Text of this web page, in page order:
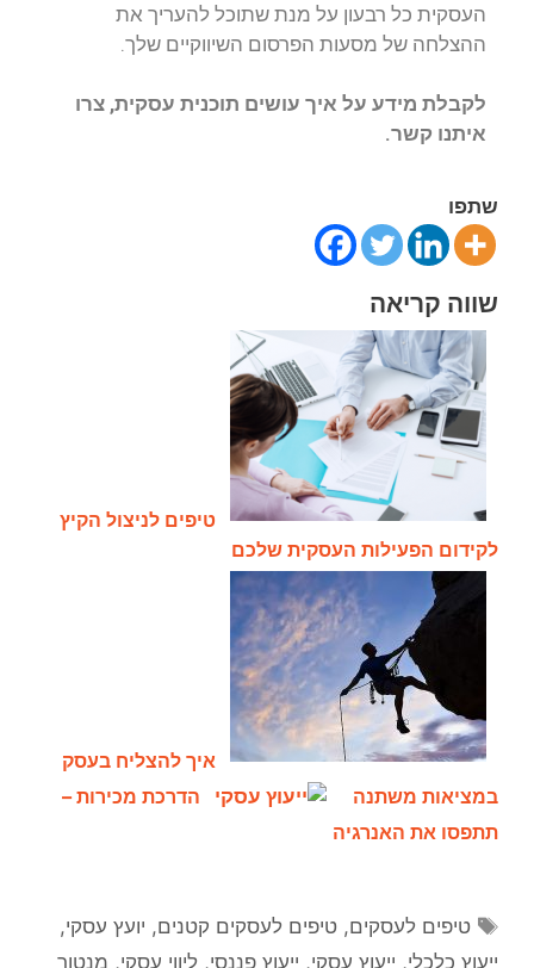
העסקית כל רבעון על מנת שתוכל להעריך את
ההצלחה של מסעות הפרסום השיווקיים שלך.
לקבלת מידע על איך עושים תוכנית עסקית, צרו
איתנו קשר.
שתפו
שווה קריאה
טיפים לניצול הקיץ
לקידום הפעילות העסקית שלכם
איך להצליח בעסק
במציאות משתנה
הדרכת מכירות –
תתפסו את האנרגיה
טיפים לעסקים,טיפים לעסקים קטנים, יועץ עסקי,
ייעוץ כלכלי, ייעוץ עסקי, ייעוץ פננסי, ליווי עסקי, מנטור